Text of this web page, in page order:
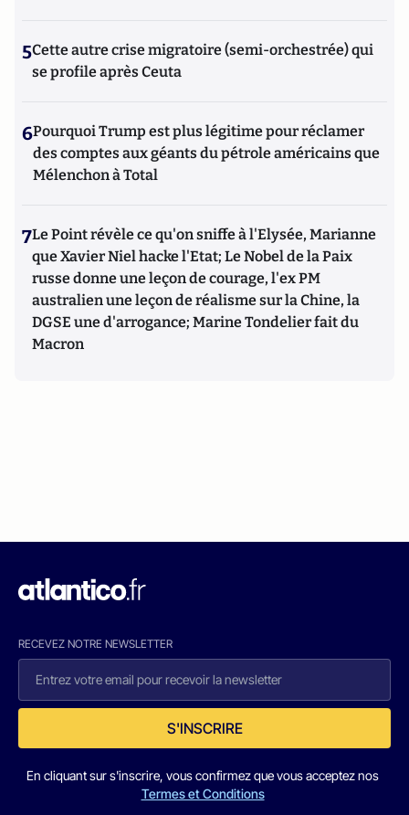
5Cette autre crise migratoire (semi-orchestrée) qui
se profile après Ceuta
6Pourquoi Trump est plus légitime pour réclamer
des comptes aux géants du pétrole américains que
Mélenchon à Total
7Le Point révèle ce qu'on sniffe à l'Elysée, Marianne
que Xavier Niel hacke l'Etat; Le Nobel de la Paix
russe donne une leçon de courage, l'ex PM
australien une leçon de réalisme sur la Chine, la
DGSE une d'arrogance; Marine Tondelier fait du
Macron
RECEVEZ NOTRE NEWSLETTER
S'INSCRIRE
En cliquant sur s'inscrire, vous confirmez que vous acceptez nos
Termes et Conditions